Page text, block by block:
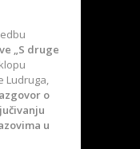
„S druge
Ludruga,
o
u